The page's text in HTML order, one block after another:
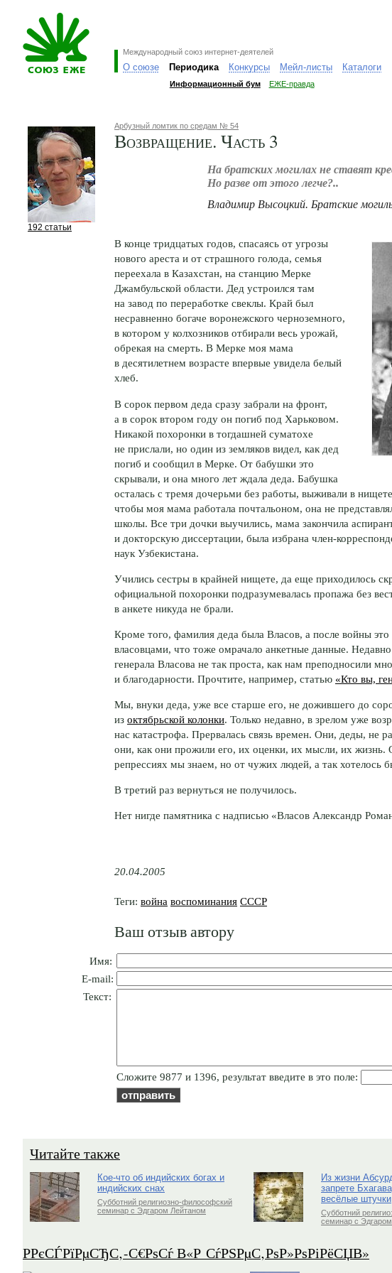
Международный союз интернет-деятелей
О союзе Периодика Конкурсы Мейл-листы Каталоги
Информационный бум ЕЖЕ-правда
192 статьи
Арбузный ломтик по средам № 54
Возвращение. Часть 3
На братских могилах не ставят
Но разве от этого легче?..
Владимир Высоцкий. Братские
В конце тридцатых годов, спасаясь от угрозы
нового ареста и от страшного голода, семья
переехала в Казахстан, на станцию Мерке
Джамбульской области. Дед устроился там
на завод по переработке свеклы. Край был
несравненно богаче воронежского черноземного,
в котором у колхозников отбирали весь урожай,
обрекая на смерть. В Мерке моя мама
в десятилетнем возрасте впервые увидела белый
хлеб.
В сорок первом деда сразу забрали на фронт,
а в сорок втором году он погиб под Харьковом.
Никакой похоронки в тогдашней суматохе
не прислали, но один из земляков видел, как дед
погиб и сообщил в Мерке. От бабушки это
скрывали, и она много лет ждала деда. Бабушка
осталась с тремя дочерьми без работы, выживали в
чтобы моя мама работала почтальоном, она не
школы. Все три дочки выучились, мама закончила
и докторскую диссертации, была избрана член-
наук Узбекистана.
Учились сестры в крайней нищете, да еще приходилось
официальной похоронки подразумевалась пропажа без
в анкете никуда не брали.
Кроме того, фамилия деда была Власов, а после войны это
власовцами, что тоже омрачало анкетные данные.
генерала Власова не так проста, как нам преподносили
и благодарности. Прочтите, например, статью «Кто вы,
Мы, внуки деда, уже все старше его, не дожившего до
из октябрьской колонки. Только недавно, в зрелом уже
нас катастрофа. Прервалась связь времен. Они, деды, не
они, как они прожили его, их оценки, их мысли, их жизнь.
репрессиях мы знаем, но от чужих людей, а так хотелось
В третий раз вернуться не получилось.
Нет нигде памятника с надписью «Власов Александр
20.04.2005
Теги: война воспоминания СССР
Ваш отзыв автору
Имя:
E-mail:
Текст:
Cлoжитe 9877 и 1396, результат введите в это поле:
Читайте также
Кое-что об индийских богах и
индийских снах
Субботний религиозно-философский
семинар с Эдгаром Лейтаном
Из жизни
запрете
весёлые штучки
Субботний
семинар с
Р­РєСЃРїРµСЂС‚-С€РѕСѓ В«Р СѓРЅРµС‚РѕР»РѕРіРёСЏВ»